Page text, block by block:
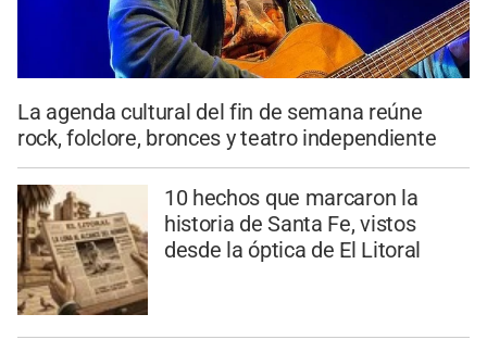
La agenda cultural del fin de semana reúne
rock, folclore, bronces y teatro independiente
10 hechos que marcaron la
historia de Santa Fe, vistos
desde la óptica de El Litoral